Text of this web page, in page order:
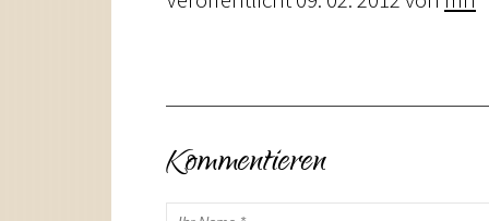
Kommentieren